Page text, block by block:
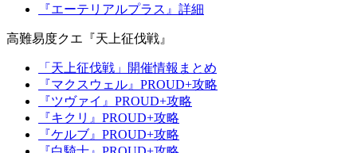
『エーテリアルプラス』詳細
高難易度クエ『天上征伐戦』
「天上征伐戦」開催情報まとめ
『マクスウェル』PROUD+攻略
『ツヴァイ』PROUD+攻略
『キクリ』PROUD+攻略
『ケルブ』PROUD+攻略